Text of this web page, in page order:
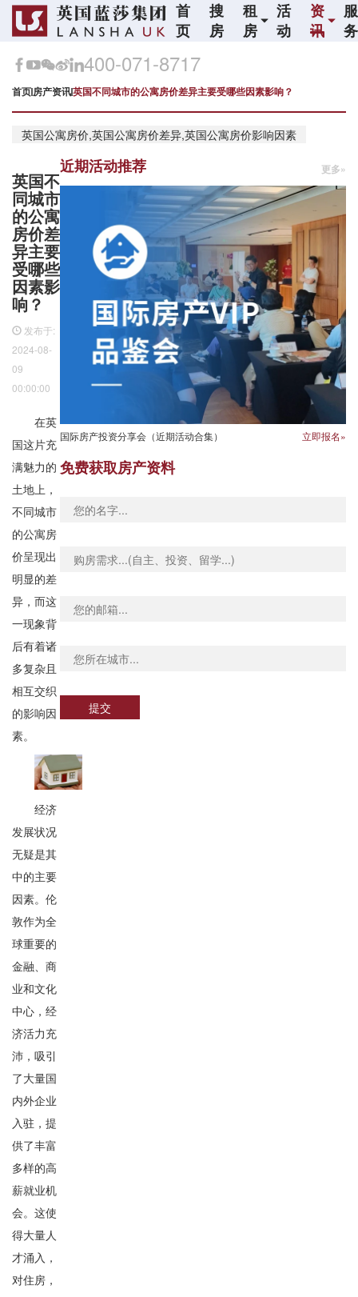
首
页
搜
房
租
房
活
动
资
讯
服
务
400-071-8717
首页房产资讯英国不同城市的公寓房价差异主要受哪些因素影响？
英国公寓房价,英国公寓房价差异,英国公寓房价影响因素
英国不
同城市
的公寓
房价差
异主要
受哪些
因素影
响？
发布于:
2024-08-
09
00:00:00
在英
国这片充
满魅力的
土地上，
不同城市
的公寓房
价呈现出
明显的差
异，而这
一现象背
后有着诸
多复杂且
相互交织
的影响因
素。
经济
发展状况
无疑是其
中的主要
因素。伦
敦作为全
球重要的
金融、商
业和文化
中心，经
济活力充
沛，吸引
了大量国
内外企业
入驻，提
供了丰富
多样的高
薪就业机
会。这使
得大量人
才涌入，
对住房，
近期活动推荐 更多»
国际房产投资分享会（近期活动合集） 立即报名»
免费获取房产资料
提交